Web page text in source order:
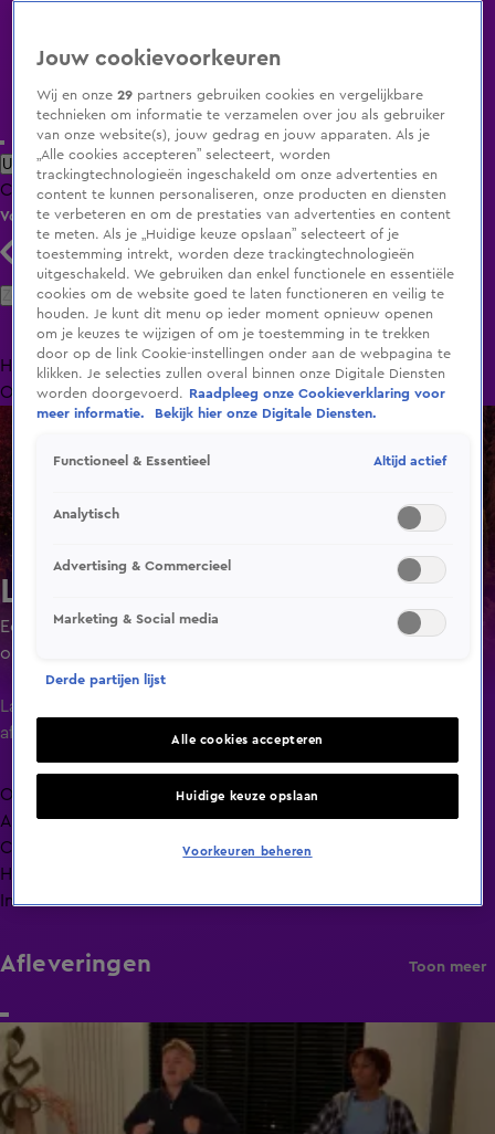
Uitzending Gemist Populaire programma's Zenders Genres
ClipsFilmsRadioSmart TV inlogShop
Volg KIJK
Zoeken
HomeUitzending Gemist Programma's De Bondgenoten
OranjezomerLivestreamsShop
Lang Leve de Liefde
Een liefdesexperiment waarin singles ruim de tijd krijgen
om elkaar goed te leren kennen door minimaal 24 uur of
maximaal 4 dagen met elkaar door te brengen.
Laatste
aflevering
Overzicht
Afleveringen
Clips
Hoe is het nu met?
Info
Afleveringen Toon meer
21:50
Jouw cookievoorkeuren
Wij en onze29 partners gebruiken cookies en vergelijkbare
technieken om informatie te verzamelen over jou als gebruiker
van onze website(s), jouw gedrag en jouw apparaten. Als je
„Alle cookies accepteren” selecteert, worden
trackingtechnologieën ingeschakeld om onze advertenties en
content te kunnen personaliseren, onze producten en diensten
te verbeteren en om de prestaties van advertenties en content
te meten. Als je „Huidige keuze opslaan” selecteert of je
toestemming intrekt, worden deze trackingtechnologieën
uitgeschakeld. We gebruiken dan enkel functionele en essentiële
cookies om de website goed te laten functioneren en veilig te
houden. Je kunt dit menu op ieder moment opnieuw openen
om je keuzes te wijzigen of om je toestemming in te trekken
door op de link Cookie-instellingen onder aan de webpagina te
klikken. Je selecties zullen overal binnen onze Digitale Diensten
worden doorgevoerd.
Raadpleeg onze Cookieverklaring voor
meer informatie.
Bekijk hier onze Digitale Diensten.
Functioneel & Essentieel Altijd actief
Analytisch
Advertising & Commercieel
Marketing & Social media
Derde partijen lijst
Alle cookies accepteren
Huidige keuze opslaan
Voorkeuren beheren